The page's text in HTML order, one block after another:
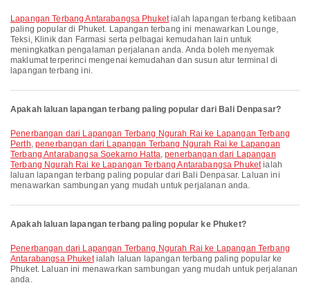
Lapangan Terbang Antarabangsa Phuketialah lapangan terbang ketibaan
paling popular di Phuket. Lapangan terbang ini menawarkan Lounge,
Teksi, Klinik dan Farmasi serta pelbagai kemudahan lain untuk
meningkatkan pengalaman perjalanan anda. Anda boleh menyemak
maklumat terperinci mengenai kemudahan dan susun atur terminal di
lapangan terbang ini.
Apakah laluan lapangan terbang paling popular dari Bali Denpasar?
penerbangan dari Lapangan Terbang Ngurah Rai ke Lapangan Terbang
Perth, penerbangan dari Lapangan Terbang Ngurah Rai ke Lapangan
Terbang Antarabangsa Soekarno Hatta,penerbangan dari Lapangan
Terbang Ngurah Rai ke Lapangan Terbang Antarabangsa Phuketialah
laluan lapangan terbang paling popular dari Bali Denpasar. Laluan ini
menawarkan sambungan yang mudah untuk perjalanan anda.
Apakah laluan lapangan terbang paling popular ke Phuket?
penerbangan dari Lapangan Terbang Ngurah Rai ke Lapangan Terbang
Antarabangsa Phuketialah laluan lapangan terbang paling popular ke
Phuket. Laluan ini menawarkan sambungan yang mudah untuk perjalanan
anda.